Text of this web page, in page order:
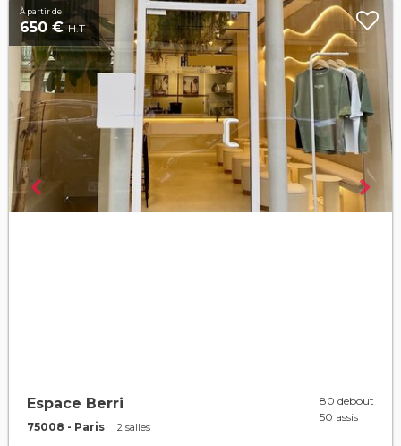
À partir de
650 €H.T
Espace Berri
75008 - Paris 2 salles
80 debout
50 assis